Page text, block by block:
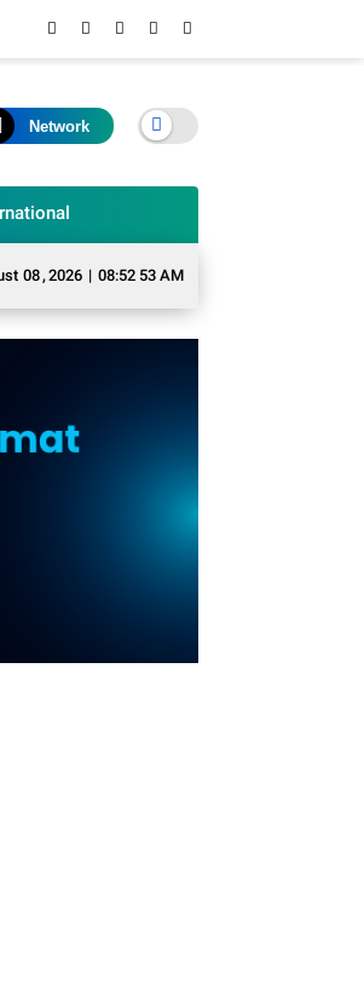
Network
08,2026 | 08:52 54 AM
Berbagai Manfaat